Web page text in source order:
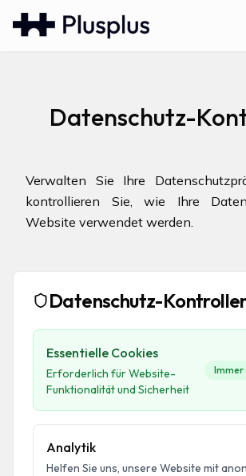
Datenschutz-
Verwalten Sie Ihre
kontrollieren Sie, wie Ihre
Website verwendet werden.
Datenschutz-
Essentielle Cookies
Erforderlich für Website-
Funktionalität und Sicherheit
Immer
Analytik
Helfen Sie uns, unsere Website mit